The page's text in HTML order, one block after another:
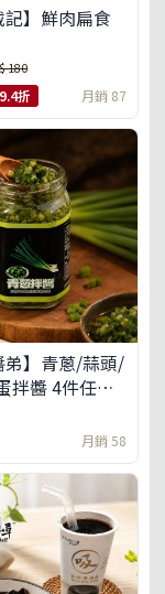
記】鮮肉扁食
180
9.4折 月銷 87
弟】青蔥/蒜頭/
拌醬 4件任選
月銷 58